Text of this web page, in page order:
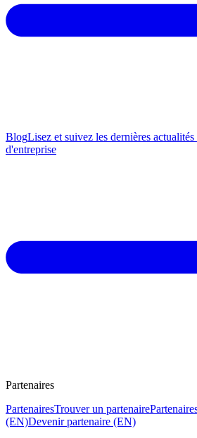
BlogLisez et suivez les dernières
d'entreprise
Partenaires
PartenairesTrouver un partenaire
(EN)Devenir partenaire (EN)